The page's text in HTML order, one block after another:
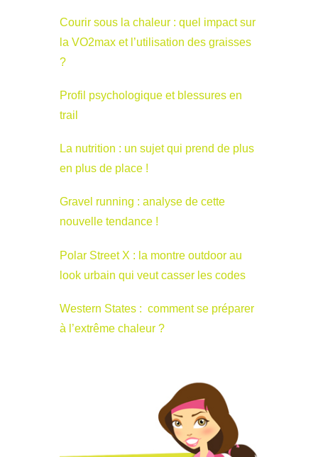
Courir sous la chaleur : quel impact sur
la VO2max et l’utilisation des graisses
?
Profil psychologique et blessures en
trail
La nutrition : un sujet qui prend de plus
en plus de place !
Gravel running : analyse de cette
nouvelle tendance !
Polar Street X : la montre outdoor au
look urbain qui veut casser les codes
Western States : comment se préparer
à l’extrême chaleur ?